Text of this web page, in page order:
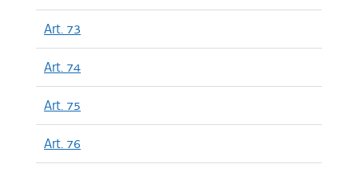
Art. 73
Art. 74
Art. 75
Art. 76